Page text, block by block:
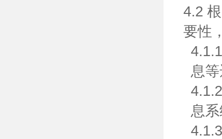
4.2
要性
息
息